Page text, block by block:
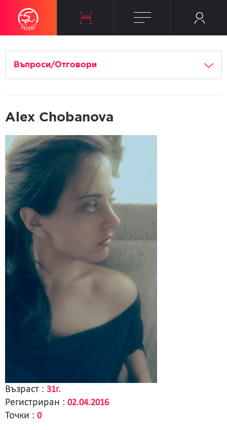
Въпроси/Отговори
Alex Chobanova
Възраст : 31г.
Регистриран : 02.04.2016
Точки : 0